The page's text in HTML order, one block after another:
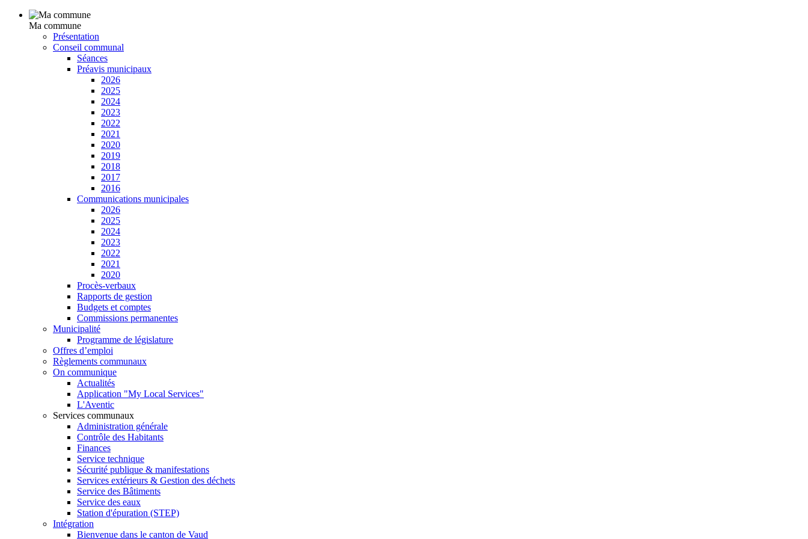
Ma commune
Présentation
Conseil communal
Séances
Préavis municipaux
2026
2025
2024
2023
2022
2021
2020
2019
2018
2017
2016
Communications municipales
2026
2025
2024
2023
2022
2021
2020
Procès-verbaux
Rapports de gestion
Budgets et comptes
Commissions permanentes
Municipalité
Programme de législature
Offres d’emploi
Règlements communaux
On communique
Actualités
Application "My Local Services"
L'Aventic
Services communaux
Administration générale
Contrôle des Habitants
Finances
Service technique
Sécurité publique & manifestations
Services extérieurs & Gestion des déchets
Service des Bâtiments
Service des eaux
Station d'épuration (STEP)
Intégration
Bienvenue dans le canton de Vaud